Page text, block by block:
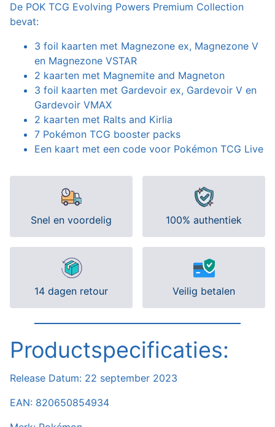
De POK TCG Evolving Powers Premium Collection
bevat:
3 foil kaarten met Magnezone ex, Magnezone V
en Magnezone VSTAR
2 kaarten met Magnemite and Magneton
3 foil kaarten met Gardevoir ex, Gardevoir V en
Gardevoir VMAX
2 kaarten met Ralts and Kirlia
7 Pokémon TCG booster packs
Een kaart met een code voor Pokémon TCG Live
Snel en voordelig 100% authentiek
14 dagen retour Veilig betalen
Productspecificaties:
Release Datum: 22 september 2023
EAN: 820650854934